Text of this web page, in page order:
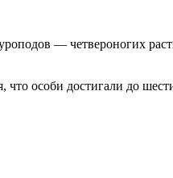
— четвероногих
особи достигали до